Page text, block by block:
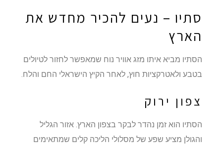
סתיו – נעים להכיר מחדש את
הארץ
הסתיו מביא איתו מזג אוויר נוח שמאפשר לחזור לטיולים
בטבע ולאטרקציות חוץ, לאחר הקיץ הישראלי החם והלח.
צפון ירוק
הסתיו הוא זמן נהדר לבקר בצפון הארץ. אזור הגליל
והגולן מציע שפע של מסלולי הליכה קלים שמתאימים